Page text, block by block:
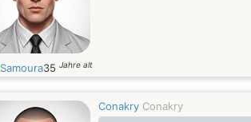
Samoura35 Jahre alt
Conakry Conakry